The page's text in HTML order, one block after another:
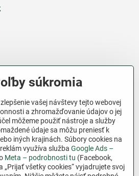
bez dotácií​. Fungujeme len
ktorí veria v poctivú prácu a
nákup na Jutro​.sk nám pomáha
súkromia
vašej návštevy tejto webovej
a zhromažďovanie údajov o jej
môžeme použiť nástroje a služby
údaje sa môžu preniesť k
iných krajinách. Súbory cookies na
využíva služba Google Ads –
Meta – podrobnosti tu (Facebook,
všetky cookies“ vyjadrujete svoj